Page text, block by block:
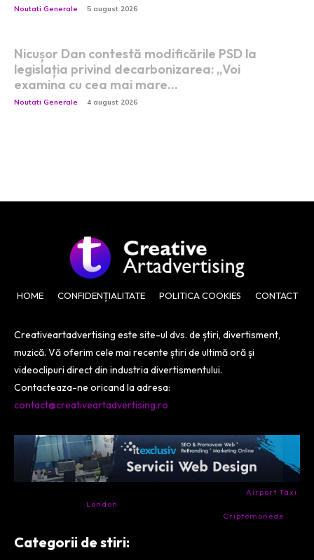
Noutati Generale 5 august 2026
Nicușor Dan contestă modificările PSD la
legislația privind decarbonizarea: „Voi
examina cu cea mai mare…
Noutati Generale 4 august 2026
HOME CONFIDENȚIALITATE POLITICA COOKIES CONTACT
Creativeartadvertising este site-ul dvs. de știri, divertisment,
muzică. Vă oferim cele mai recente știri de ultimă oră și
videoclipuri direct din industria divertismentului.
Contacteaza-ne oricand la adresa:
contact@creativeartadvertising.ro
Airport Taxi
London
Criptomonede
Categorii de stiri: